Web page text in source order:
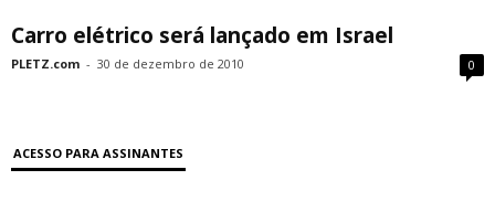
Carro elétrico será lançado em Israel
PLETZ.com - 30 de dezembro de 2010 0
ACESSO PARA ASSINANTES